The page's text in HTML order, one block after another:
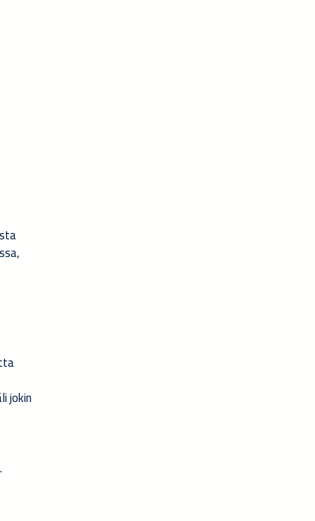
jokin